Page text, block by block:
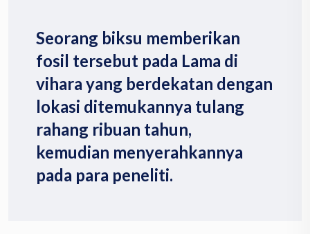
Seorang biksu memberikan
fosil tersebut pada Lama di
vihara yang berdekatan dengan
lokasi ditemukannya tulang
rahang ribuan tahun,
kemudian menyerahkannya
pada para peneliti.